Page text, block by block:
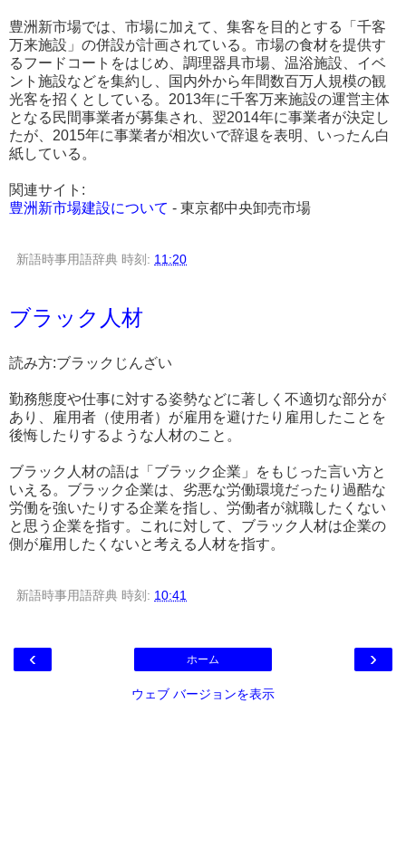
豊洲新市場では、市場に加えて、集客を目的とする「千客
万来施設」の併設が計画されている。市場の食材を提供す
るフードコートをはじめ、調理器具市場、温浴施設、イベ
ント施設などを集約し、国内外から年間数百万人規模の観
光客を招くとしている。2013年に千客万来施設の運営主体
となる民間事業者が募集され、翌2014年に事業者が決定し
たが、2015年に事業者が相次いで辞退を表明、いったん白
紙している。
関連サイト:
豊洲新市場建設について - 東京都中央卸売市場
新語時事用語辞典 時刻: 11:20
ブラック人材
読み方:ブラックじんざい
勤務態度や仕事に対する姿勢などに著しく不適切な部分が
あり、雇用者（使用者）が雇用を避けたり雇用したことを
後悔したりするような人材のこと。
ブラック人材の語は「ブラック企業」をもじった言い方と
いえる。ブラック企業は、劣悪な労働環境だったり過酷な
労働を強いたりする企業を指し、労働者が就職したくない
と思う企業を指す。これに対して、ブラック人材は企業の
側が雇用したくないと考える人材を指す。
新語時事用語辞典 時刻: 10:41
‹ ›
ホーム
ウェブ バージョンを表示